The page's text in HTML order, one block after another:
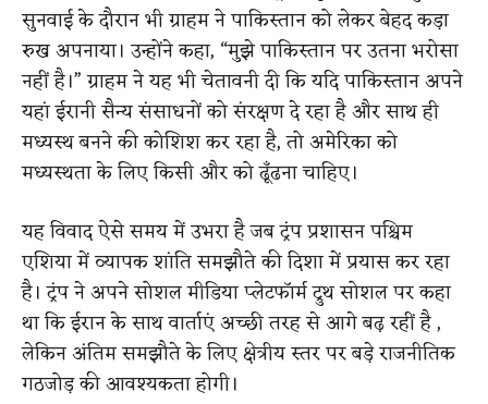
सुनवाई के दौरान भी ग्राहम ने पाकिस्तान को लेकर बेहद कड़ा
रुख अपनाया। उन्होंने कहा, “मुझे पाकिस्तान पर उतना भरोसा
नहीं है।” ग्राहम ने यह भी चेतावनी दी कि यदि पाकिस्तान अपने
यहां ईरानी सैन्य संसाधनों को संरक्षण दे रहा है और साथ ही
मध्यस्थ बनने की कोशिश कर रहा है, तो अमेरिका को
मध्यस्थता के लिए किसी और को ढूँढना चाहिए।
यह विवाद ऐसे समय में उभरा है जब ट्रंप प्रशासन पश्चिम
एशिया में व्यापक शांति समझौते की दिशा में प्रयास कर रहा
है। ट्रंप ने अपने सोशल मीडिया प्लेटफॉर्म ट्रुथ सोशल पर कहा
था कि ईरान के साथ वार्ताएं अच्छी तरह से आगे बढ़ रहीं है ,
लेकिन अंतिम समझौते के लिए क्षेत्रीय स्तर पर बड़े राजनीतिक
गठजोड़ की आवश्यकता होगी।